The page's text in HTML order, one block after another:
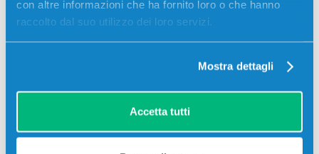
con altre informazioni che ha fornito loro o che hanno
raccolto dal suo utilizzo dei loro servizi.
Mostra dettagli
Accetta tutti